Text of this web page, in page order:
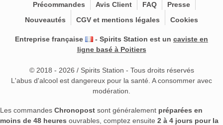
Précommandes
Avis Client FAQ
Presse
Nouveautés
CGV et mentions légales Cookies
Entreprise française - Spirits Station est un caviste en
ligne basé à Poitiers
© 2018 - 2026 / Spirits Station - Tous droits réservés
L'abus d'alcool est dangereux pour la santé. A consommer avec
modération.
Les commandes Chronopost sont généralement préparées en
moins de 48 heures ouvrables, comptez ensuite 2 à 4 jours pour la